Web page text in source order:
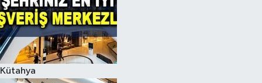
Kütahya